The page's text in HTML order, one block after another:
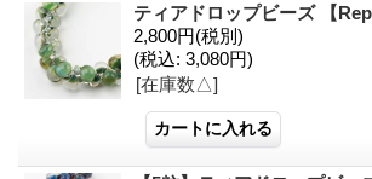
ティアドロップビーズ 【
2,800円(税別)
(税込: 3,080円)
[在庫数△]